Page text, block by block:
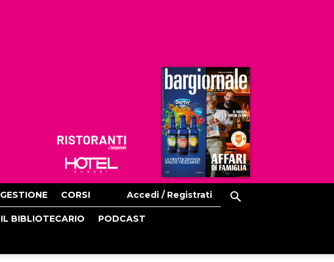
Ristoranti
Hoteldomani
GESTIONE CORSI Accedi / Registrati
IL BIBLIOTECARIO PODCAST